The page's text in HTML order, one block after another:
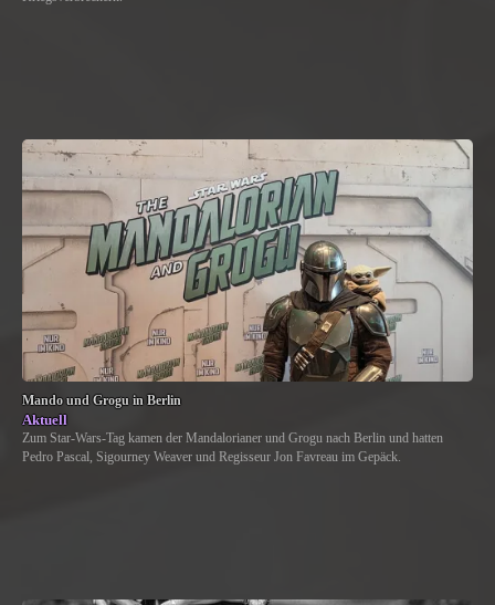
Mando und Grogu in Berlin
Aktuell
Zum Star-Wars-Tag kamen der Mandalorianer und Grogu nach Berlin und hatten
Pedro Pascal, Sigourney Weaver und Regisseur Jon Favreau im Gepäck.